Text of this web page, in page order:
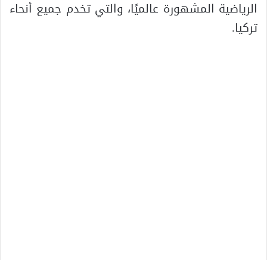
الرياضية المشهورة عالميًا، والتي تخدم جميع أنحاء
تركيا.